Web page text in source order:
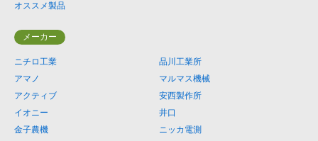
オススメ製品
メーカー
ニチロ工業
品川工業所
アマノ
マルマス機械
アクティブ
安西製作所
イオニー
井口
金子農機
ニッカ電測